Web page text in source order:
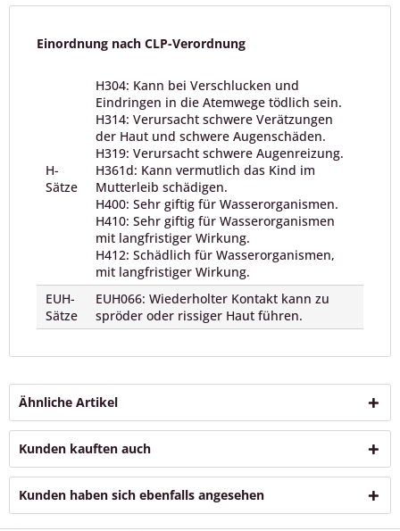
Einordnung nach CLP-Verordnung
H-
Sätze
H304: Kann bei Verschlucken und
Eindringen in die Atemwege tödlich sein.
H314: Verursacht schwere Verätzungen
der Haut und schwere Augenschäden.
H319: Verursacht schwere Augenreizung.
H361d: Kann vermutlich das Kind im
Mutterleib schädigen.
H400: Sehr giftig für Wasserorganismen.
H410: Sehr giftig für Wasserorganismen
mit langfristiger Wirkung.
H412: Schädlich für Wasserorganismen,
mit langfristiger Wirkung.
EUH-
Sätze
EUH066: Wiederholter Kontakt kann zu
spröder oder rissiger Haut führen.
Ähnliche Artikel
Kunden kauften auch
Kunden haben sich ebenfalls angesehen